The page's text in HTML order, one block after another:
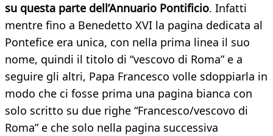
su questa parte dell’Annuario Pontificio. Infatti
mentre fino a Benedetto XVI la pagina dedicata al
Pontefice era unica, con nella prima linea il suo
nome, quindi il titolo di “vescovo di Roma” e a
seguire gli altri, Papa Francesco volle sdoppiarla in
modo che ci fosse prima una pagina bianca con
solo scritto su due righe “Francesco/vescovo di
Roma” e che solo nella pagina successiva